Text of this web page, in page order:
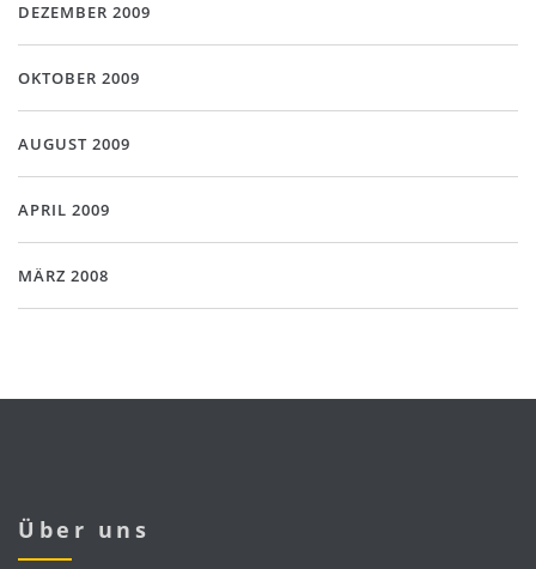
DEZEMBER 2009
OKTOBER 2009
AUGUST 2009
APRIL 2009
MÄRZ 2008
Über uns